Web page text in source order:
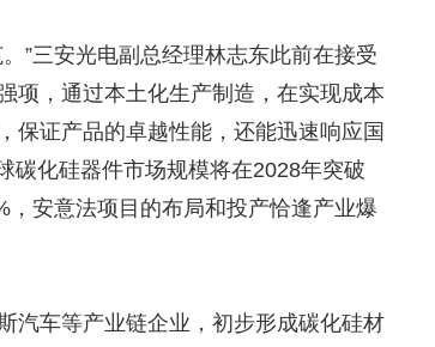
”三安光电副总经理林志东此前在接受
项，通过本土化生产制造，在实现成本
保证产品的卓越性能，还能迅速响应国
碳化硅器件市场规模将在2028年突破
安意法项目的布局和投产恰逢产业爆
汽车等产业链企业，初步形成碳化硅材